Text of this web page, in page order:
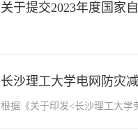
关于提交2023年度国家
长沙理工大学电网防灾
根据《关于印发<长沙理工大学